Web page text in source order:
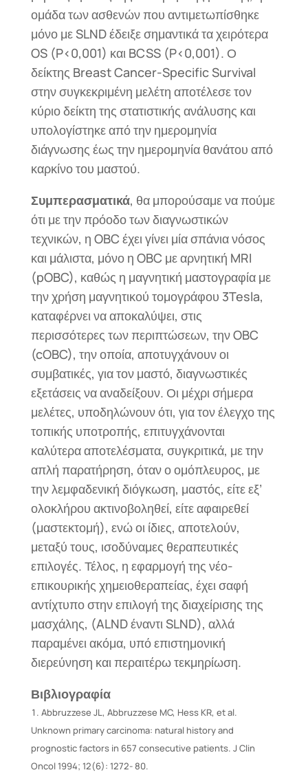
ομάδα των ασθενών που αντιμετωπίσθηκε
μόνο με SLND έδειξε σημαντικά τα χειρότερα
OS (P<0,001) και BCSS (P<0,001). Ο
δείκτης Breast Cancer-Specific Survival
στην συγκεκριμένη μελέτη αποτέλεσε τον
κύριο δείκτη της στατιστικής ανάλυσης και
υπολογίστηκε από την ημερομηνία
διάγνωσης έως την ημερομηνία θανάτου από
καρκίνο του μαστού.
Συμπερασματικά, θα μπορούσαμε να πούμε
ότι με την πρόοδο των διαγνωστικών
τεχνικών, η OBC έχει γίνει μία σπάνια νόσος
και μάλιστα, μόνο η OBC με αρνητική MRI
(pOBC), καθώς η μαγνητική μαστογραφία με
την χρήση μαγνητικού τομογράφου 3Tesla,
καταφέρνει να αποκαλύψει, στις
περισσότερες των περιπτώσεων, την OBC
(cOBC), την οποία, αποτυγχάνουν οι
συμβατικές, για τον μαστό, διαγνωστικές
εξετάσεις να αναδείξουν. Οι μέχρι σήμερα
μελέτες, υποδηλώνουν ότι, για τον έλεγχο της
τοπικής υποτροπής, επιτυγχάνονται
καλύτερα αποτελέσματα, συγκριτικά, με την
απλή παρατήρηση, όταν ο ομόπλευρος, με
την λεμφαδενική διόγκωση, μαστός, είτε εξ’
ολοκλήρου ακτινοβοληθεί, είτε αφαιρεθεί
(μαστεκτομή), ενώ οι ίδιες, αποτελούν,
μεταξύ τους, ισοδύναμες θεραπευτικές
επιλογές. Τέλος, η εφαρμογή της νέο-
επικουρικής χημειοθεραπείας, έχει σαφή
αντίχτυπο στην επιλογή της διαχείρισης της
μασχάλης, (ALND έναντι SLND), αλλά
παραμένει ακόμα, υπό επιστημονική
διερεύνηση και περαιτέρω τεκμηρίωση.
Βιβλιογραφία
Abbruzzese JL, Abbruzzese MC, Hess KR, et al.
Unknown primary carcinoma: natural history and
prognostic factors in 657 consecutive patients. J Clin
Oncol 1994; 12(6): 1272- 80.